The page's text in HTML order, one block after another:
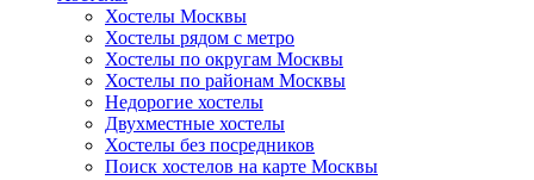
Хостелы Москвы
Хостелы рядом с метро
Хостелы по округам Москвы
Хостелы по районам Москвы
Недорогие хостелы
Двухместные хостелы
Хостелы без посредников
Поиск хостелов на карте Москвы